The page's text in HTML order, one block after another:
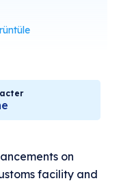
on
facility and